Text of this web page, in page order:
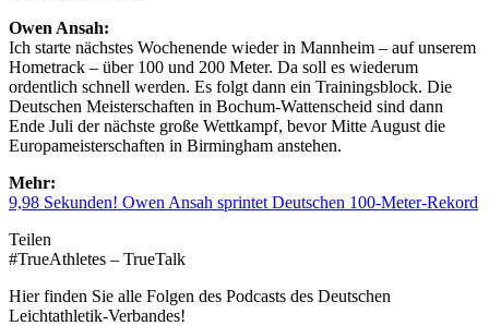
Owen Ansah:
Ich starte nächstes Wochenende wieder in Mannheim – auf unserem
Hometrack – über 100 und 200 Meter. Da soll es wiederum
ordentlich schnell werden. Es folgt dann ein Trainingsblock. Die
Deutschen Meisterschaften in Bochum-Wattenscheid sind dann
Ende Juli der nächste große Wettkampf, bevor Mitte August die
Europameisterschaften in Birmingham anstehen.
Mehr:
9,98 Sekunden! Owen Ansah sprintet Deutschen 100-Meter-Rekord
Teilen
#TrueAthletes – TrueTalk
Hier finden Sie alle Folgen des Podcasts des Deutschen
Leichtathletik-Verbandes!